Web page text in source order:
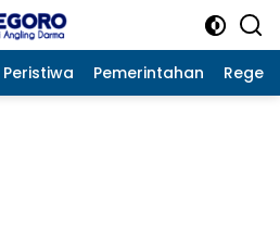
Peristiwa Pemerintahan